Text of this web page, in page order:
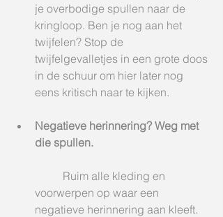
je overbodige spullen naar de
kringloop. Ben je nog aan het
twijfelen? Stop de
twijfelgevalletjes in een grote doos
in de schuur om hier later nog
eens kritisch naar te kijken.
Negatieve herinnering? Weg met
die spullen.
voorwerpen op waar een
negatieve herinnering aan kleeft.